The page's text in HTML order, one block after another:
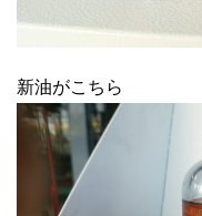
新油がこちら